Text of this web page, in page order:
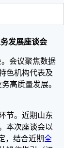
发展座谈会
会议聚焦数据
色机构代表及
高质量发展。
节。近期山东
本次座谈会以
，结合近期全